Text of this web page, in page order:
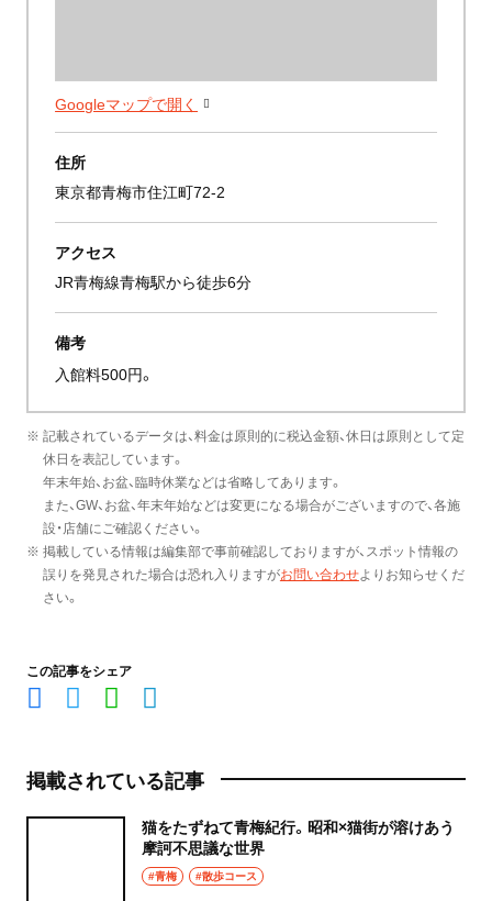
Googleマップで開く
住所
東京都青梅市住江町72-2
アクセス
JR青梅線青梅駅から徒歩6分
備考
入館料500円。
※ 記載されているデータは、料金は原則的に税込金額、休日は原則として定
休日を表記しています。
年末年始、お盆、臨時休業などは省略してあります。
また、GW、お盆、年末年始などは変更になる場合がございますので、各施
設・店舗にご確認ください。
※ 掲載している情報は編集部で事前確認しておりますが、スポット情報の
誤りを発見された場合は恐れ入りますがお問い合わせよりお知らせくだ
さい。
この記事をシェア
掲載されている記事
猫をたずねて青梅紀行。昭和×猫街が溶けあう
摩訶不思議な世界
#青梅 #散歩コース